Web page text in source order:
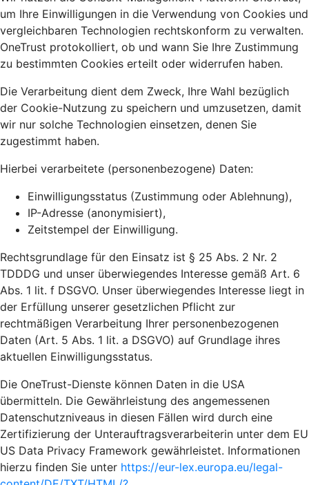
um Ihre Einwilligungen in die Verwendung von Cookies und
vergleichbaren Technologien rechtskonform zu verwalten.
OneTrust protokolliert, ob und wann Sie Ihre Zustimmung
zu bestimmten Cookies erteilt oder widerrufen haben.
Die Verarbeitung dient dem Zweck, Ihre Wahl bezüglich
der Cookie-Nutzung zu speichern und umzusetzen, damit
wir nur solche Technologien einsetzen, denen Sie
zugestimmt haben.
Hierbei verarbeitete (personenbezogene) Daten:
Einwilligungsstatus (Zustimmung oder Ablehnung),
IP-Adresse (anonymisiert),
Zeitstempel der Einwilligung.
Rechtsgrundlage für den Einsatz ist § 25 Abs. 2 Nr. 2
TDDDG und unser überwiegendes Interesse gemäß Art. 6
Abs. 1 lit. f DSGVO. Unser überwiegendes Interesse liegt in
der Erfüllung unserer gesetzlichen Pflicht zur
rechtmäßigen Verarbeitung Ihrer personenbezogenen
Daten (Art. 5 Abs. 1 lit. a DSGVO) auf Grundlage ihres
aktuellen Einwilligungsstatus.
Die OneTrust-Dienste können Daten in die USA
übermitteln. Die Gewährleistung des angemessenen
Datenschutzniveaus in diesen Fällen wird durch eine
Zertifizierung der Unterauftragsverarbeiterin unter dem EU
US Data Privacy Framework gewährleistet. Informationen
hierzu finden Sie unter https://eur-lex.europa.eu/legal-